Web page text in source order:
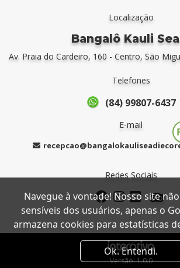
Localização
Bangalô Kauli
Av. Praia do Cardeiro, 160 - Centro, São
Telefones
(84) 99807-6437
E-mail
Redes Sociais
Versão: 1.0.0
Navegue à vontade! Nosso site
sensíveis dos usuários, apenas o
armazena cookies para estatísticas
Ok. Entendi.